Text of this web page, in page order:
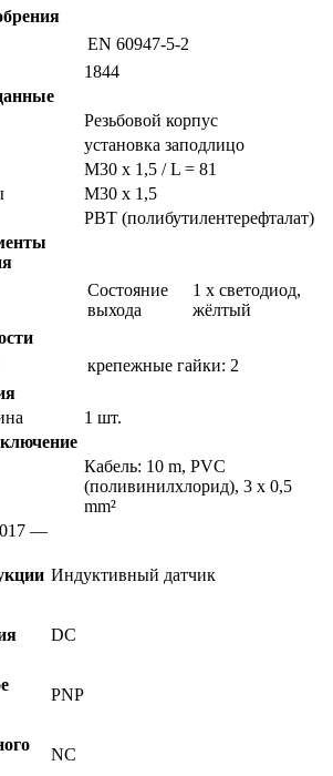
EN 60947-5-2
1844
Резьбовой корпус
установка заподлицо
M30 x 1,5 / L = 81
M30 x 1,5
PBT (полибутилентерефталат)
Состояние
выхода
1 x светодиод,
жёлтый
крепежные гайки: 2
1 шт.
Кабель: 10 m, PVC
(поливинилхлорид), 3 x 0,5
mm²
—
Индуктивный датчик
DC
PNP
NC